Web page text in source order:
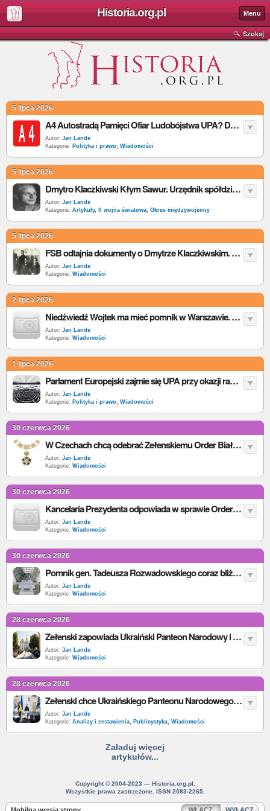
Historia.org.pl Menu
Szukaj
5 lipca 2026
A4 Autostradą Pamięci Ofiar Ludobójstwa UPA? Do Sejmu trafił projekt uchwały
Autor: Jan Lande
Kategorie: Polityka i prawo, Wiadomości
5 lipca 2026
Dmytro Klaczkiwski Kłym Sawur. Urzędnik spółdzielni, który wydał rozkaz rzezi Wołynia
Autor: Jan Lande
Kategorie: Artykuły, II wojna światowa, Okres międzywojenny
5 lipca 2026
FSB odtajnia dokumenty o Dmytrze Klaczkiwskim. Co jest prawdą, a co rosyjską manipulacją?
Autor: Jan Lande
Kategorie: Wiadomości
2 lipca 2026
Niedźwiedź Wojtek ma mieć pomnik w Warszawie. Znamy planowaną lokalizację
Autor: Jan Lande
Kategorie: Wiadomości
1 lipca 2026
Parlament Europejski zajmie się UPA przy okazji raportu o Ukrainie. Polskie poprawki po decyzji Zełenskiego
Autor: Jan Lande
Kategorie: Polityka i prawo, Wiadomości
30 czerwca 2026
W Czechach chcą odebrać Zełenskiemu Order Białego Lwa. Powołują się na decyzję Polski
Autor: Jan Lande
Kategorie: Wiadomości
30 czerwca 2026
Kancelaria Prezydenta odpowiada w sprawie Orderu Orła Białego dla Katarzyny II. To fakt historyczny, nie podstawa działań administracyjnych
Autor: Jan Lande
Kategorie: Wiadomości
30 czerwca 2026
Pomnik gen. Tadeusza Rozwadowskiego coraz bliżej. MON potwierdza: prace idą zgodnie z planem
Autor: Jan Lande
Kategorie: Wiadomości
28 czerwca 2026
Zełenski zapowiada Ukraiński Panteon Narodowy i odbudowę Ławry Kijowsko-Peczerskiej
Autor: Jan Lande
Kategorie: Wiadomości
28 czerwca 2026
Zełenski chce Ukraińskiego Panteonu Narodowego. Co zakłada projekt ustawy?
Autor: Jan Lande
Kategorie: Analizy i zestawienia, Publicystyka, Wiadomości
Załaduj więcej
artykułów...
Copyright © 2004-2023 — Historia.org.pl.
Wszystkie prawa zastrzeżone. ISSN 2083-2265.